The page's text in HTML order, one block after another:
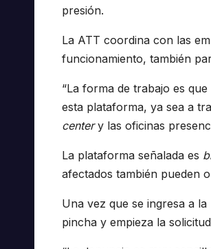
presión.
La ATT coordina con las
funcionamiento, también
“La forma de trabajo es
esta plataforma, ya sea a
centery las oficinas
La plataforma señalada es
afectados también pueden
Una vez que se ingresa a
pincha y empieza la